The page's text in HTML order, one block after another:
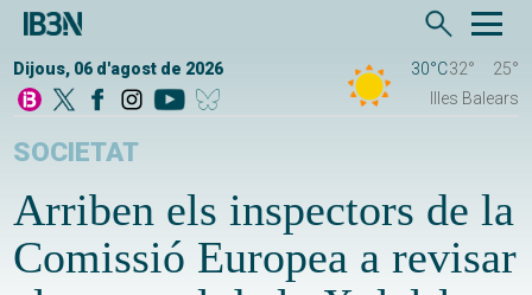
Dijous, 06 d'agost de 2026 30°C32°
25°
Illes Balears
SOCIETAT
Arriben els inspectors de la
Comissió Europea a revisar